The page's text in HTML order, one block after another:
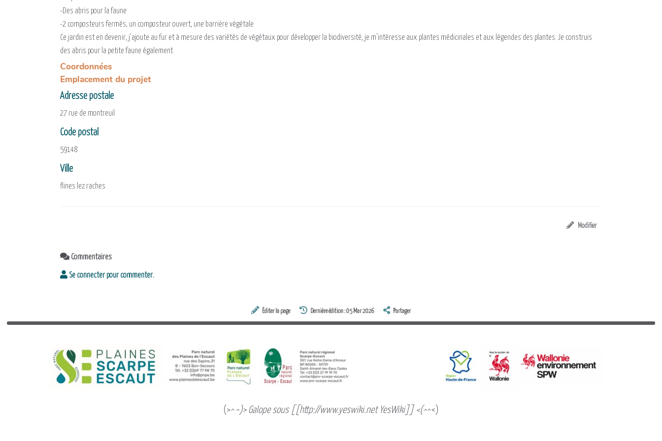
-Des abris pour la faune
-2 composteurs fermés, un composteur ouvert, une barrière végétale
Ce jardin est en devenir, j'ajoute au fur et à mesure des variétés de végétaux pour développer la biodiversité, je m'intéresse aux plantes médicinales et aux légendes des plantes. Je construis
des abris pour la petite faune également.
Coordonnées
Emplacement du projet
Adresse postale
27 rue de montreuil
Code postal
59148
Ville
flines lez raches
Modifier
Commentaires
Se connecter pour commenter.
Éditer la page Dernière édition : 05 Mar 2026 Partager
(>^^)> Galope sous [[http://www.yeswiki.net YesWiki]] <(^^<)